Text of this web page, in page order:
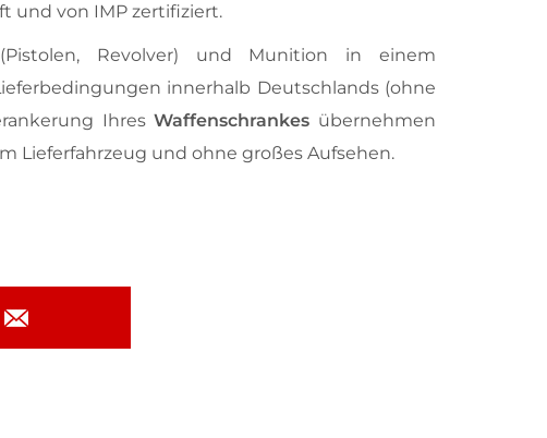
und von IMP zertifiziert.
Revolver) und Munition in einem
innerhalb Deutschlands (ohne
IhresWaffenschrankes übernehmen
Lieferfahrzeug und ohne großes Aufsehen.